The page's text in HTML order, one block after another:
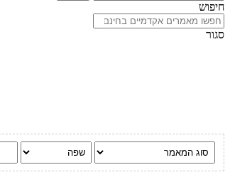
חיפוש
סגור